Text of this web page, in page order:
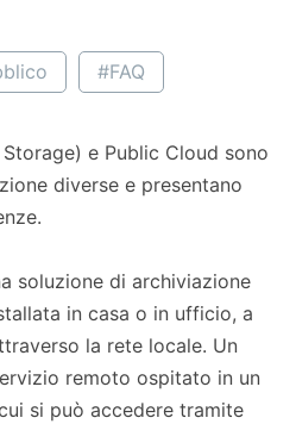
#FAQ
e Public Cloud sono
diverse e presentano
soluzione di archiviazione
in casa o in ufficio, a
la rete locale. Un
remoto ospitato in un
si può accedere tramite